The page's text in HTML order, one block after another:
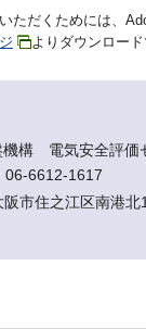
ただくためには、
よりダウンロード
機構 電気安全評
6612-1617
市住之江区南港